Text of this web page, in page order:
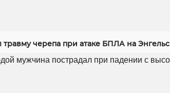
травму черепа при атаке БПЛА на Энгельс